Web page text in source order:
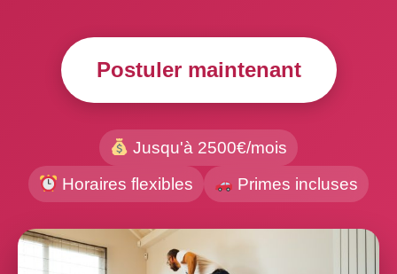
Postuler maintenant
Jusqu'à 2500€/mois
Horaires flexibles
Primes incluses